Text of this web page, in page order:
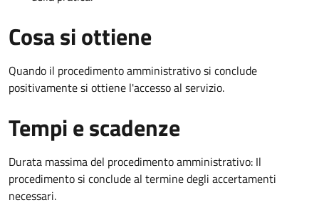
Cosa si ottiene
Quando il procedimento amministrativo si conclude
positivamente si ottiene l'accesso al servizio.
Tempi e scadenze
Durata massima del procedimento amministrativo: Il
procedimento si conclude al termine degli accertamenti
necessari.